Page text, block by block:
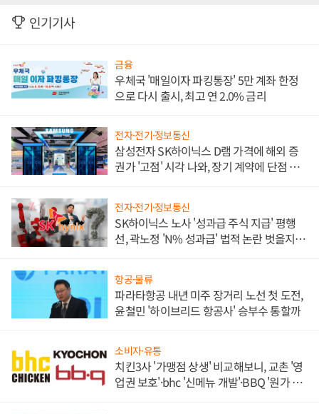
인기기사
금융
우체국 '매일이자 파킹통장' 5만 계좌 한정
으로 다시 출시, 최고 연 2.0% 금리
전자·전기·정보통신
삼성전자 SK하이닉스 D램 가격에 해외 증
권가 '고점' 시각 나와, 장기 계약에 단점 부
전자·전기·정보통신
SK하이닉스 노사 '성과급 주식 지급' 평행
선, 곽노정 'N% 성과급' 법적 논란 벗을지 주
항공·물류
파라타항공 내년 미주 장거리 노선 첫 도전,
윤철민 '하이브리드 항공사' 승부수 통할까
소비자·유통
치킨3사 '가맹점 상생' 비교해보니, 교촌 '영
업권 보호'·bhc '신메뉴 개발'·BBQ '원가 부